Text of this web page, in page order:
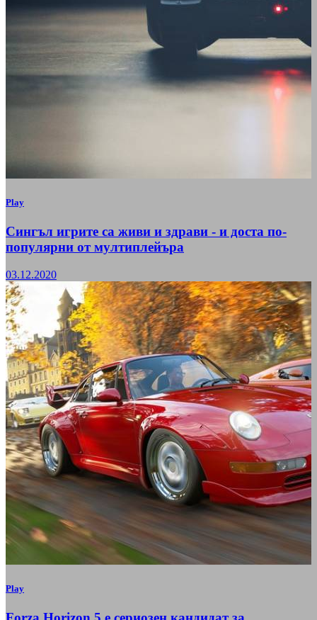
Play
Сингъл игрите са живи и здрави - и доста по-
популярни от мултиплейъра
03.12.2020
Play